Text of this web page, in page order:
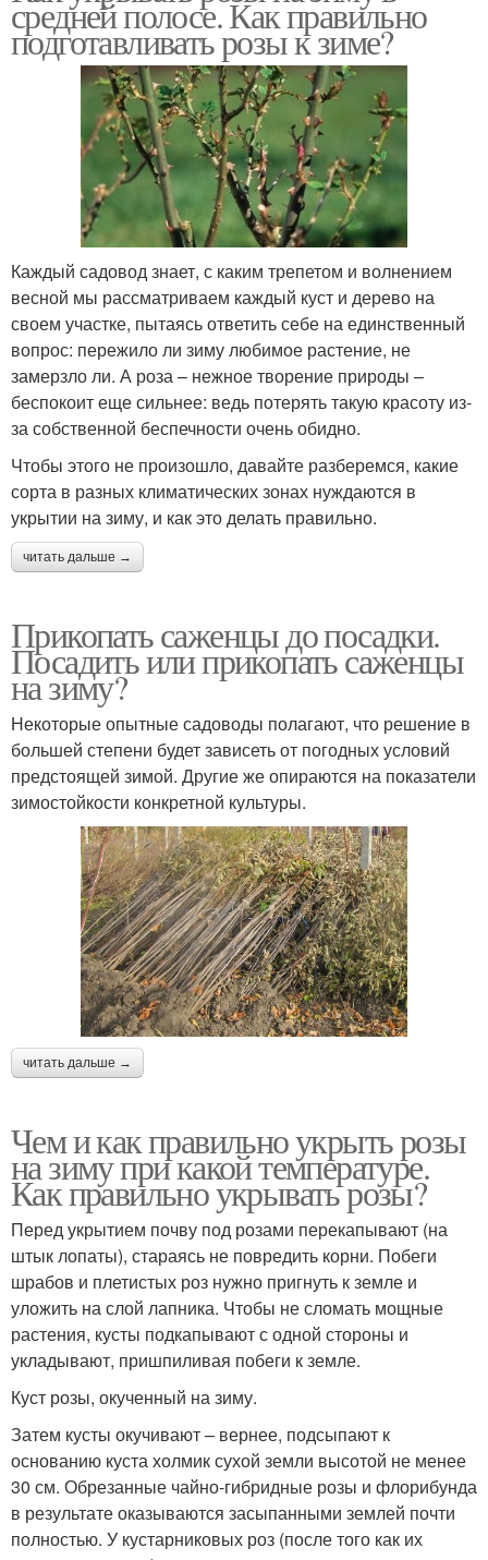
средней полосе. Как правильно
подготавливать розы к зиме?
Каждый садовод знает, с каким трепетом и волнением
весной мы рассматриваем каждый куст и дерево на
своем участке, пытаясь ответить себе на единственный
вопрос: пережило ли зиму любимое растение, не
замерзло ли. А роза – нежное творение природы –
беспокоит еще сильнее: ведь потерять такую красоту из-
за собственной беспечности очень обидно.
Чтобы этого не произошло, давайте разберемся, какие
сорта в разных климатических зонах нуждаются в
укрытии на зиму, и как это делать правильно.
читать дальше →
Прикопать саженцы до посадки.
Посадить или прикопать саженцы
на зиму?
Некоторые опытные садоводы полагают, что решение в
большей степени будет зависеть от погодных условий
предстоящей зимой. Другие же опираются на показатели
зимостойкости конкретной культуры.
читать дальше →
Чем и как правильно укрыть розы
на зиму при какой температуре.
Как правильно укрывать розы?
Перед укрытием почву под розами перекапывают (на
штык лопаты), стараясь не повредить корни. Побеги
шрабов и плетистых роз нужно пригнуть к земле и
уложить на слой лапника. Чтобы не сломать мощные
растения, кусты подкапывают с одной стороны и
укладывают, пришпиливая побеги к земле.
Куст розы, окученный на зиму.
Затем кусты окучивают – вернее, подсыпают к
основанию куста холмик сухой земли высотой не менее
30 см. Обрезанные чайно-гибридные розы и флорибунда
в результате оказываются засыпанными землей почти
полностью. У кустарниковых роз (после того как их